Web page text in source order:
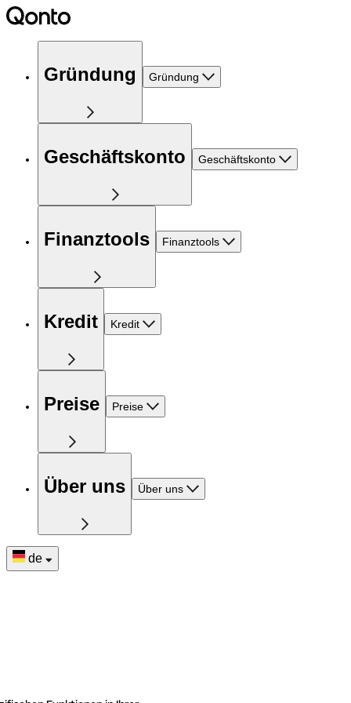
Gründung Gründung
Geschäftskonto Geschäftskonto
Finanztools Finanztools
Kredit Kredit
Preise Preise
Über uns Über uns
de